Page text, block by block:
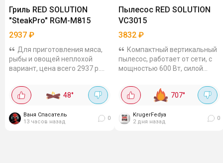
Гриль RED SOLUTION
"SteakPro" RGM-M815
2937 ₽
Для приготовления мяса,
рыбы и овощей неплохой
вариант, цена всего 2937 р.
регулируемой температурой
до 230°C и антипригарным
покрытием. 5...
48°
Ваня Спасатель
13 часов назад
0
Пылесос RED SOLUTION
VC3015
3832 ₽
Компактный вертикальный
пылесос, работает от сети, с
мощностью 600 Вт, силой
ступенчатую систему
фильтрации с HEPA
фильтром, контейнер для...
707°
KrugerFedya
2 дня назад
0